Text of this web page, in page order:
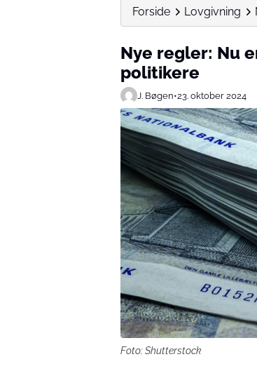
Forside Lovgivning
Nye regler: Nu
politikere
J. Bøgen•23. oktober 2024
Foto: Shutterstock